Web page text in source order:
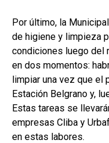
Por último, la
de higiene y limpieza
condiciones luego del
en dos momentos:
limpiar una vez que el
Estación Belgrano y,
Estas tareas se
empresas Cliba y
en estas labores.